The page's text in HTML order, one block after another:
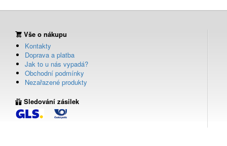
Vše o nákupu
Kontakty
Doprava a platba
Jak to u nás vypadá?
Obchodní podmínky
Nezařazené produkty
Sledování zásilek